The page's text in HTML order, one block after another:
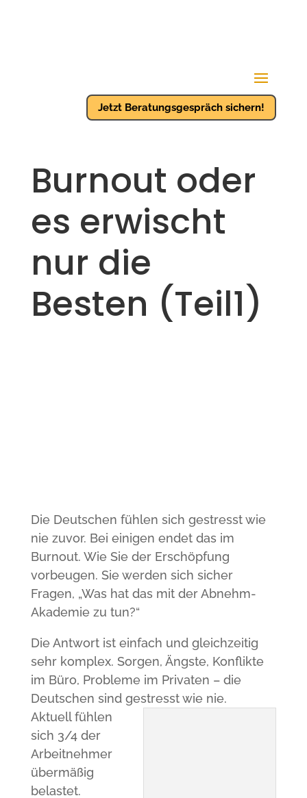
Jetzt Beratungsgespräch sichern!
Burnout oder
es erwischt
nur die
Besten (Teil1)
Die Deutschen fühlen sich gestresst wie
nie zuvor. Bei einigen endet das im
Burnout. Wie Sie der Erschöpfung
vorbeugen. Sie werden sich sicher
Fragen, „Was hat das mit der Abnehm-
Akademie zu tun?“
Die Antwort ist einfach und gleichzeitig
sehr komplex. Sorgen, Ängste, Konflikte
im Büro, Probleme im Privaten – die
Deutschen sind gestresst wie nie.
Aktuell fühlen
sich 3/4 der
Arbeitnehmer
übermäßig
belastet.